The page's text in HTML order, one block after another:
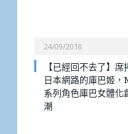
24/09/2018
【已經回不去了】席
日本網路的庫巴姬
系列角色庫巴女體化
潮